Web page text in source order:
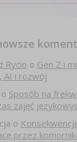
Rycio o Gen Z i
AI i rozwój
o Sposób na
zajęć
o
przez